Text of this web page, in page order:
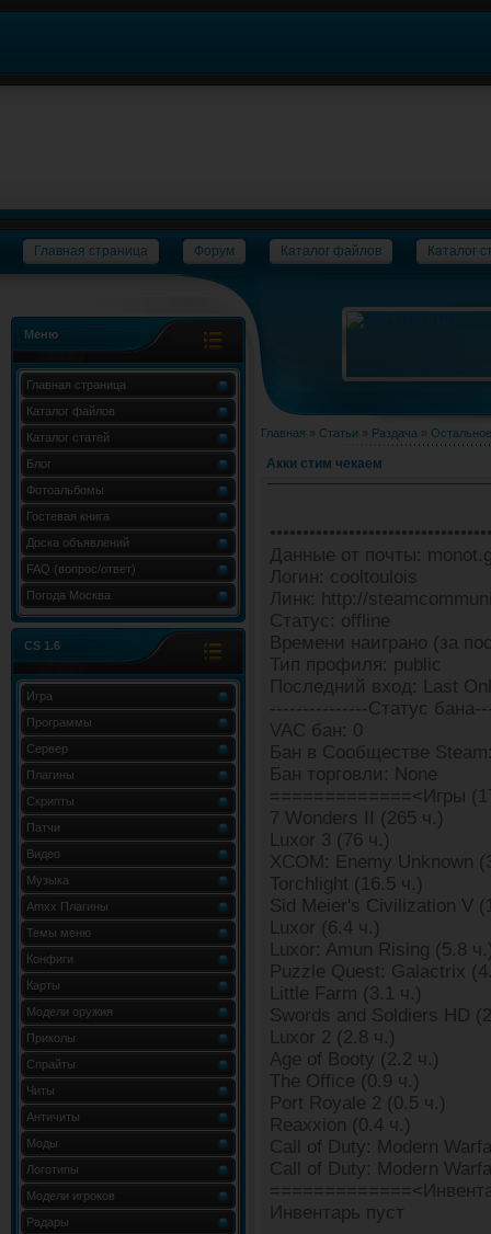
Главная страница Форум Каталог файлов Каталог
Меню
Главная страница
Каталог файлов
Каталог статей
Блог
Фотоальбомы
Гостевая книга
Доска объявлений
FAQ (вопрос/ответ)
Погода Москва
CS 1.6
Игра
Программы
Сервер
Плагины
Скрипты
Патчи
Видео
Музыка
Amxx Плагины
Темы меню
Конфиги
Карты
Модели оружия
Приколы
Спрайты
Читы
Античиты
Моды
Логотипы
Модели игроков
Радары
Главная » Статьи » Раздача » Остальное
Акки стим чекаем
Данные от почты:
Логин: cooltoulois
Линк: http://
Статус: offline
Времени наиграно (за
Тип профиля: public
Последний вход: Last
---------------Статус
VAC бан: 0
Бан в Сообществе
Бан торговли: None
=============<Игры
7 Wonders II (265 ч.)
Luxor 3 (76 ч.)
XCOM: Enemy Unknown
Torchlight (16.5 ч.)
Sid Meier's Civilization V
Luxor (6.4 ч.)
Luxor: Amun Rising (5.8
Puzzle Quest: Galactrix
Little Farm (3.1 ч.)
Swords and Soldiers HD
Luxor 2 (2.8 ч.)
Age of Booty (2.2 ч.)
The Office (0.9 ч.)
Port Royale 2 (0.5 ч.)
Reaxxion (0.4 ч.)
Call of Duty: Modern
Call of Duty: Modern
Инвентарь пуст